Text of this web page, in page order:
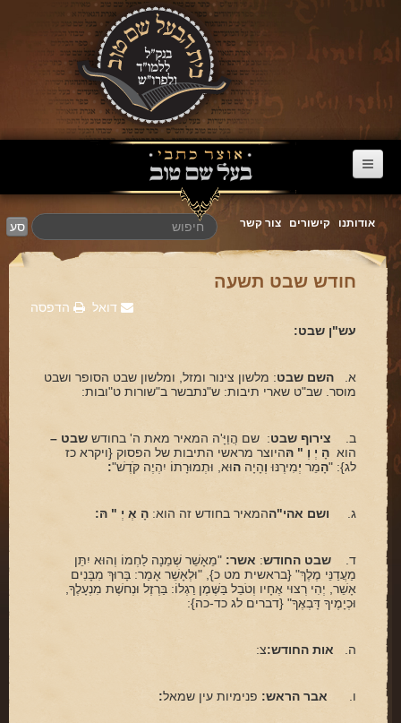
דף הבית
ערוץ הבעל שם טוב
מעגל השנה
ספירת העומר
גבורה
תפארת
נצח
סע אודותנו קישורים צור קשר
חודש שבט תשעה
הדפסה
דואל
עש"ן שבט:
א. השם שבט: מלשון צינור ומזל, ומלשון שבט הסופר ושבט
מוסר. שב"ט שארי תיבות: ש"נתבשר ב"שורות ט"ובות:
ב. צירוף שבט: שם הֲוַיָּ'ה המאיר מאת ה' בחודש שבט –
הוא הָ יְ וְ " הּהיוצר מראשי התיבות של הפסוק {ויקרא כז
לג}: "הָמֵר יְמִירֶנּוּ וְהָיָה הוּא, וּתְמוּרָתוֹ יִהְיֶה קֹּדֶשׁ":
ג. ושם אהי"ההמאיר בחודש זה הוא: הָ אְ יְ " הּ:
ד. שבט החודש: אשר: "מֵאָשֵׁר שְׁמֵנָה לַחְמוֹ וְהוּא יִתֵּן
מַעֲדַנֵּי מֶלֶךְ" {בראשית מט כ}, "וּלְאָשֵׁר אָמַר: בָּרוּךְ מִבָּנִים
אָשֵׁר, יְהִי רְצוּי אֶחָיו וְטֹבֵל בַּשֶּׁמֶן רַגְלוֹ: בַּרְזֶל וּנְחשֶׁת מִנְעָלֶךָ,
וּכְיָמֶיךָ דָּבְאֶךָ" {דברים לג כד-כה}:
ה. אות החודש:צ:
ו. אבר הראש: פנימיות עין שמאל: